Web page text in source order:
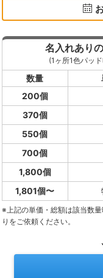
名入れあり
(1ヶ所1色パッ
数量
200個
370個
550個
700個
1,800個
1,801個〜
※上記の単価・総額は該当数
りをご依頼ください。